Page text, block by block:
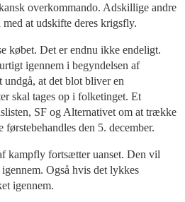
overkommando. Adskillige andre
at udskifte deres krigsfly.
købet. Det er endnu ikke endeligt.
igennem i begyndelsen af
undgå, at det blot bliver en
skal tages op i folketinget. Et
SF og Alternativet om at trække
den 5. december.
kampfly fortsætter uanset. Den vil
Også hvis det lykkes
igennem.